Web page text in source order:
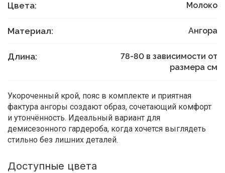
Цвета: Молоко
Материал: Ангора
Длина:
78-80 в зависимости от
размера см
Укороченный крой, пояс в комплекте и приятная
фактура ангоры создают образ, сочетающий комфорт
и утончённость. Идеальный вариант для
демисезонного гардероба, когда хочется выглядеть
стильно без лишних деталей.
Доступные цвета